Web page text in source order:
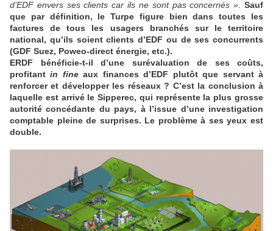
d’EDF envers ses clients car ils ne sont pas concernés » .Sauf
que par définition, le Turpe figure bien dans toutes les
factures de tous les usagers branchés sur le territoire
national, qu’ils soient clients d’EDF ou de ses concurrents
(GDF Suez, Poweo-direct énergie, etc.).
ERDF bénéficie-t-il d’une surévaluation de ses coûts,
profitantin fineaux finances d’EDF plutôt que servant à
renforcer et développer les réseaux ? C’est la conclusion à
laquelle est arrivé le Sipperec, qui représente la plus grosse
autorité concédante du pays, à l’issue d’une investigation
comptable pleine de surprises. Le problème à ses yeux est
double.